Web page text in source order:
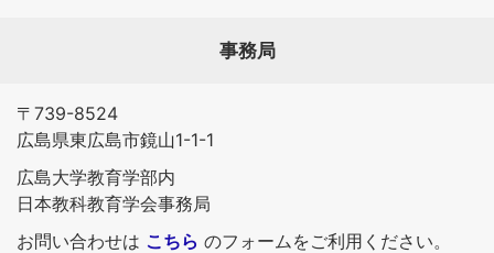
事務局
〒739-8524
広島県東広島市鏡山1-1-1
広島大学教育学部内
日本教科教育学会事務局
お問い合わせは こちら のフォームをご利用ください。